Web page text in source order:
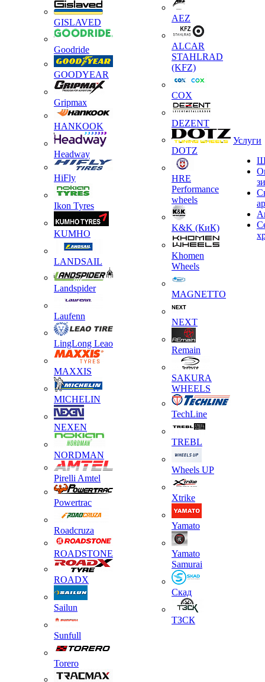
GISLAVED
Goodride
GOODYEAR
Gripmax
HANKOOK
Headway
HiFly
Ikon Tyres
KUMHO
LANDSAIL
Landspider
Laufenn
LingLong Leao
MAXXIS
MICHELIN
NEXEN
NORDMAN
Pirelli Amtel
Powertrac
Roadcruza
ROADSTONE
ROADX
Sailun
Sunfull
Torero
AEZ
ALCAR
STAHLRAD
(KFZ)
COX
DEZENT
DOTZ
HRE
Performance
wheels
K&K (КиК)
Khomen
Wheels
MAGNETTO
NEXT
Remain
SAKURA
WHEELS
TechLine
TREBL
Wheels UP
Xtrike
Yamato
Yamato
Samurai
Скад
ТЗСК
Услуги